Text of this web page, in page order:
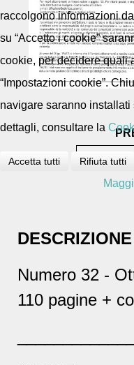
DESCRIZIONE
Numero 32 -
110 pagine +
raccolgono informazioni
su “Accetto i cookie”
cookie, per decidere quali
“Impostazioni cookie”.
navigare saranno
dettagli, consultare la
Accetta tutti Rifiuta tutti